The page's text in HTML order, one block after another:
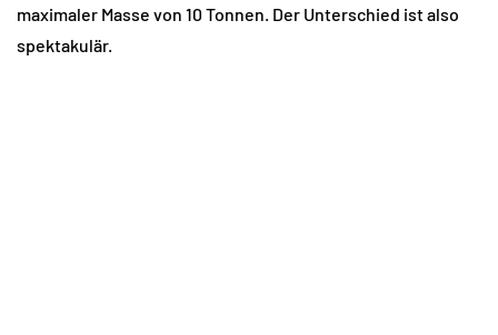
maximaler Masse von 10 Tonnen. Der Unterschied ist also
spektakulär.